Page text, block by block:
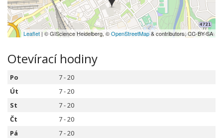
Leaflet | © GIScience Heidelberg, ©OpenStreetMap& contributors, CC-BY-SA
Otevírací hodiny
Po
7 - 20
Út
7 - 20
St
7 - 20
Čt
7 - 20
Pá
7 - 20